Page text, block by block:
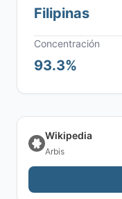
Filipinas
Concentración
93.3%
Wikipedia
Arbis